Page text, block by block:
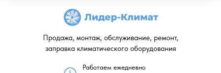
Работаем ежедневно
Продажа, монтаж, обслуживание, ремонт,
заправка климатического оборудования